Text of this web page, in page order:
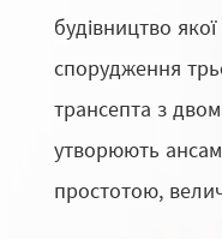
будівництво
спорудження
трансепта з
утворюють
простотою,